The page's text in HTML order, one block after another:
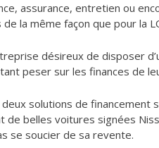
assurance, entretien ou
la même façon que pour la
désireux de disposer
peser sur les finances de
deux solutions de
belles voitures signées
se soucier de sa revente.